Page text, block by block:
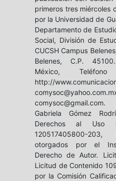
primeros tres miércoles
por la Universidad de
Departamento de
Social, División de
CUCSH Campus
Belenes, C.P.
México, Teléfono
http://
Gabriela Gómez
Derechos al Uso
120517405800-
otorgados por el
Derecho de Autor.
Licitud de Contenido
por la Comisión